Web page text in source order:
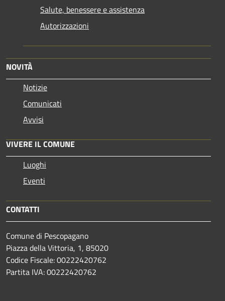
Salute, benessere e assistenza
Autorizzazioni
NOVITÀ
Notizie
Comunicati
Avvisi
VIVERE IL COMUNE
Luoghi
Eventi
CONTATTI
Comune di Pescopagano
Piazza della Vittoria, 1, 85020
Codice Fiscale: 00222420762
Partita IVA: 00222420762